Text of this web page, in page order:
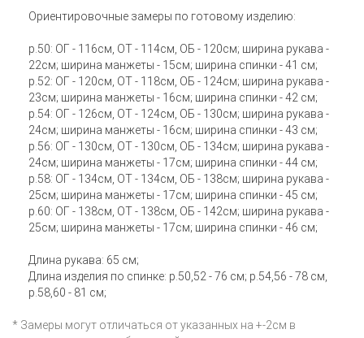
Ориентировочные замеры по готовому изделию:
р.50: ОГ - 116см, ОТ - 114см, ОБ - 120см; ширина рукава -
22см; ширина манжеты - 15см; ширина спинки - 41 см;
р.52: ОГ - 120см, ОТ - 118см, ОБ - 124см; ширина рукава -
23см; ширина манжеты - 16см; ширина спинки - 42 см;
р.54: ОГ - 126см, ОТ - 124см, ОБ - 130см; ширина рукава -
24см; ширина манжеты - 16см; ширина спинки - 43 см;
р.56: ОГ - 130см, ОТ - 130см, ОБ - 134см; ширина рукава -
24см; ширина манжеты - 17см; ширина спинки - 44 см;
р.58: ОГ - 134см, ОТ - 134см, ОБ - 138см; ширина рукава -
25см; ширина манжеты - 17см; ширина спинки - 45 см;
р.60: ОГ - 138см, ОТ - 138см, ОБ - 142см; ширина рукава -
25см; ширина манжеты - 17см; ширина спинки - 46 см;
Длина рукава: 65 см;
Длина изделия по спинке: р.50,52 - 76 см; р.54,56 - 78 см,
р.58,60 - 81 см;
* Замеры могут отличаться от указанных на +-2см в